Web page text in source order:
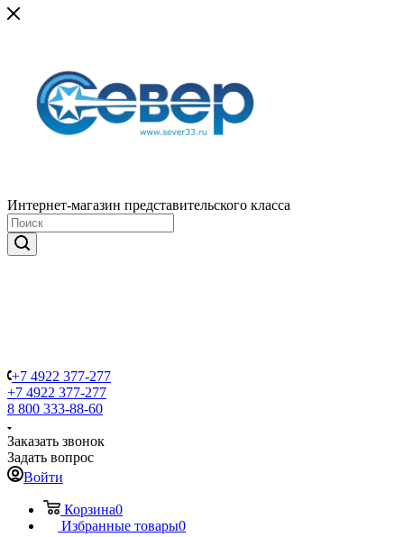
Интернет-магазин представительского класса
+7 4922 377-277
+7 4922 377-277
8 800 333-88-60
Заказать звонок
Задать вопрос
Войти
Корзина0
Избранные товары0